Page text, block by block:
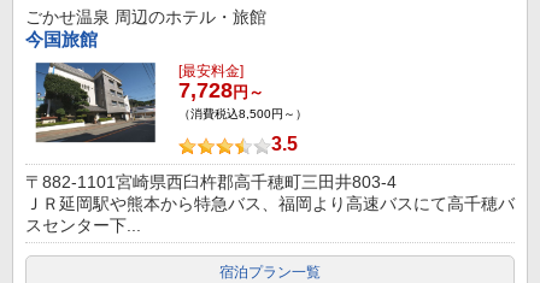
ごかせ温泉 周辺のホテル・旅館
今国旅館
[最安料金]
7,728円～
（消費税込8,500円～）
3.5
〒882-1101宮崎県西臼杵郡高千穂町三田井803-4
ＪＲ延岡駅や熊本から特急バス、福岡より高速バスにて高千穂バ
スセンター下...
宿泊プラン一覧